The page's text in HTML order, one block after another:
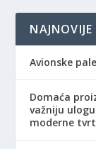
NAJNOVIJE
Avionske
Domaća
važniju
moderne